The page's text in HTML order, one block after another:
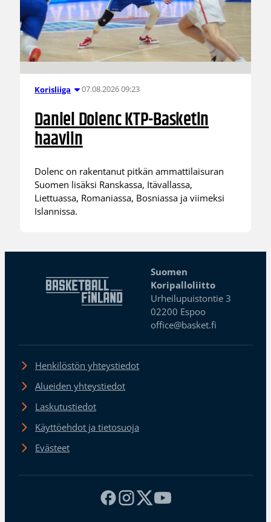
Korisliiga 07.08.2026 09:23
Daniel Dolenc KTP-Basketin
haaviin
Dolenc on rakentanut pitkän ammattilaisuran
Suomen lisäksi Ranskassa, Itävallassa,
Liettuassa, Romaniassa, Bosniassa ja viimeksi
Islannissa.
Suomen
Koripalloliitto
Urheilupuistontie 3
02200 Espoo
office@basket.fi
Henkilöstön yhteystiedot
Alueiden yhteystiedot
Laskutustiedot
Käyttöehdot ja tietosuoja
Evästeet